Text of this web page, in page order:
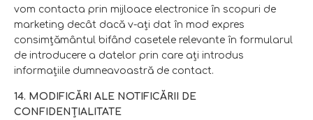
vom contacta prin mijloace electronice în scopuri de
marketing decât dacă v-aţi dat în mod expres
consimţământul bifând casetele relevante în formularul
de introducere a datelor prin care aţi introdus
informaţiile dumneavoastră de contact.
14. MODIFICĂRI ALE NOTIFICĂRII DE
CONFIDENŢIALITATE